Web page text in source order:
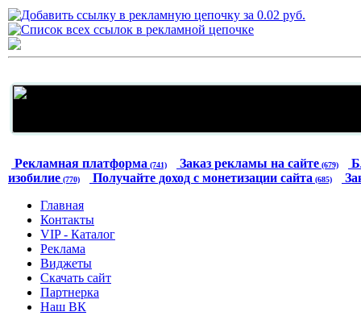
Рекламная платформа (741) Заказ рекламы на сайте (679)
изобилие (770) Получайте доход с монетизации сайта (685)
Главная
Контакты
VIP - Каталог
Реклама
Виджеты
Скачать сайт
Партнерка
Наш ВК